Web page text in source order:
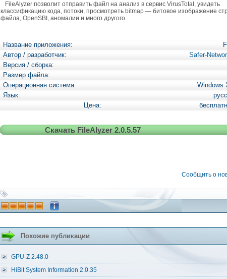
FileAlyzer позволит отправить файл на анализ в сервис VirusTotal, увидеть
классификацию кода, потоки, просмотреть bitmap — битовое изображение
файла, OpenSBI, аномалии и много другого.
Название приложения:
Автор / разработчик:
Safer-
Версия / сборка:
Размер файла:
Операционная система:
Язык:
Цена:
Скачать FileAlyzer 2.0.5.57
Сообщить о
Похожие публикации
GPU-Z 2.48.0
HiBit System Information 2.0.35